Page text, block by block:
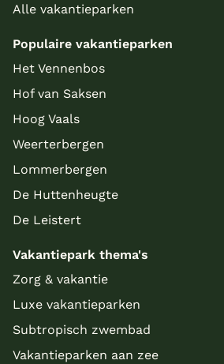
Alle vakantieparken
Populaire vakantieparken
Het Vennenbos
Hof van Saksen
Hoog Vaals
Weerterbergen
Lommerbergen
De Huttenheugte
De Leistert
Vakantiepark thema's
Zorg & vakantie
Luxe vakantieparken
Subtropisch zwembad
Vakantieparken aan zee